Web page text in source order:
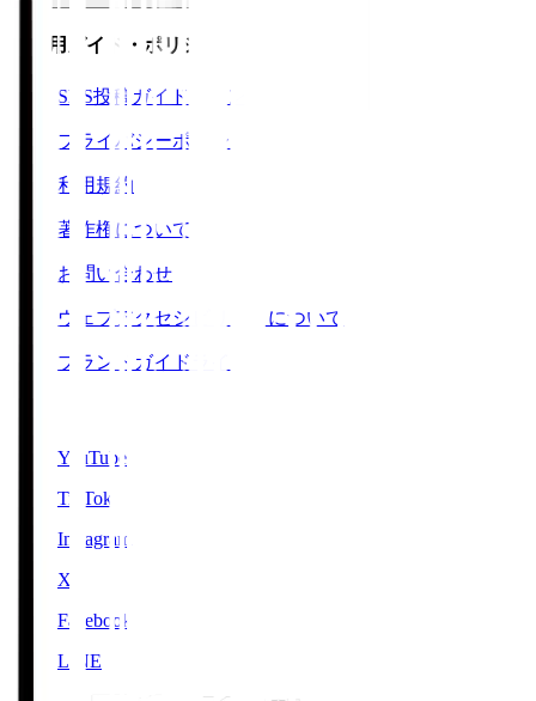
ご利用ガイド・ポリシー
SNS投稿ガイドライン
プライバシーポリシー
利用規約
著作権について
お問い合わせ
ウェブアクセシビリティについて
ブランドガイドライン
YouTube
TikTok
Instagram
X
Facebook
LINE